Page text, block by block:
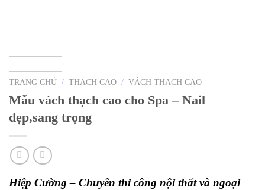
TRANG CHỦ / THẠCH CAO / VÁCH THẠCH CAO
Mẫu vách thạch cao cho Spa – Nail
đẹp,sang trọng
Hiệp Cường – Chuyên thi công nội thất và ngoại